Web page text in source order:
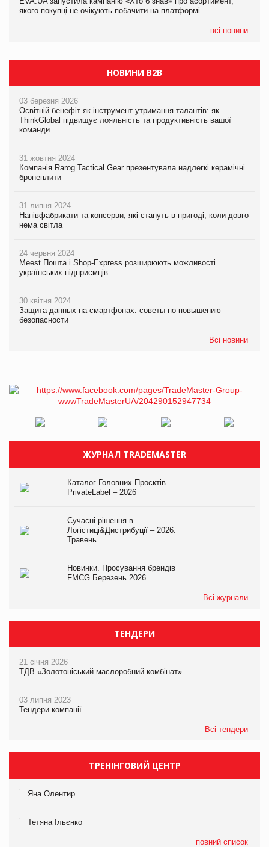
якого покупці не очікують побачити на платформі
всі новини
якого покупці не очікують побачити на платформі
НОВИНИ B2B
03 березня 2026
Освітній бенефіт як інструмент утримання талантів: як
ThinkGlobal підвищує лояльність та продуктивність вашої
команди
31 жовтня 2024
Компанія Rarog Tactical Gear презентувала надлегкі керамічні
бронеплити
31 липня 2024
Напівфабрикати та консерви, які стануть в пригоді, коли довго
нема світла
24 червня 2024
Meest Пошта і Shop-Express розширюють можливості
українських підприємців
30 квітня 2024
Защита данных на смартфонах: советы по повышению
безопасности
Всі новини
ЖУРНАЛ TRADEMASTER
Каталог Головних Проєктів
PrivateLabel – 2026
Сучасні рішення в
Логістиці&Дистрибуції – 2026.
Травень
Новинки. Просування брендів
FMCG.Березень 2026
Всі журнали
ТЕНДЕРИ
21 січня 2026
ТДВ «Золотоніський маслоробний комбінат»
03 липня 2023
Тендери компанії
Всі тендери
ТРЕНІНГОВИЙ ЦЕНТР
Яна Олентир
Тетяна Ільєнко
повний список